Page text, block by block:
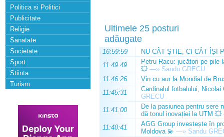
Politica si Politici
Publicitate
Religie
Sanatate
Societate
Sport
Stiinta
Turism
Ultimele 25 posturi
adăugate
16:59:59
NU CÂT ȘTIE, CI CÂT ÎȘI
11:49:49
Petru Racu: jucători pe pile
💥 —» Sandu GRECU
11:46:26
Vin cu aur la Mondial de
11:45:31
Cardinalul fotbalului,
GRECU
11:41:00
De la pasiunea pentru sere
dă tonul inovației la UTM 💥
11:40:41
AGG Group investește în
Moldova 💫 —» Sandu